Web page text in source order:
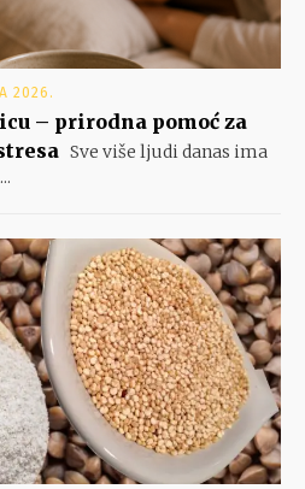
2026.
– prirodna pomoć za
Sve više ljudi danas ima